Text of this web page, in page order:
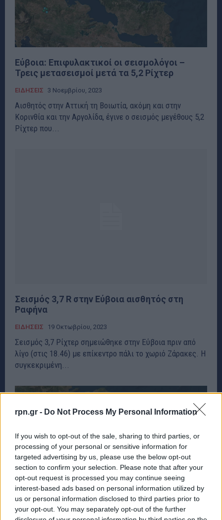
rpn.gr - Do Not Process My Personal Information
If you wish to opt-out of the sale, sharing to third parties, or
processing of your personal or sensitive information for
targeted advertising by us, please use the below opt-out
section to confirm your selection. Please note that after your
opt-out request is processed you may continue seeing
interest-based ads based on personal information utilized by
us or personal information disclosed to third parties prior to
your opt-out. You may separately opt-out of the further
Εύβοια: Επιφυλακτικοί οι σεισμολόγοι –
Τρεις μετασεισμοί μετά τα 5,2 Ρίχτερ
ΕΙΔΗΣΕΙΣ 3 Νοεμβρίου, 2023
Αισθητός στην Αττική τη Βοιωτία, ακόμη και στην
Κορινθία και την Αργολίδα, έγινε ο σεισμός μεγέθους 5,2
Ρίχτερ που...
Σεισμός 3,7 R στην Εύβοια αισθητός στη
Ραφήνα
ΕΙΔΗΣΕΙΣ 19 Οκτωβρίου, 2023
Σεισμός 3,7 Ρίχτερ σημειώθηκε στην Εύβοια πριν από
λίγο (στις 18.46) με επίκεντρο πάλι το χωριό Ζάρακες. Η
συγκεκριμένη...